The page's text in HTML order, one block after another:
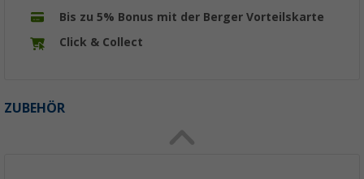
Bis zu 5% Bonus mit der Berger Vorteilskarte
Click & Collect
ZUBEHÖR